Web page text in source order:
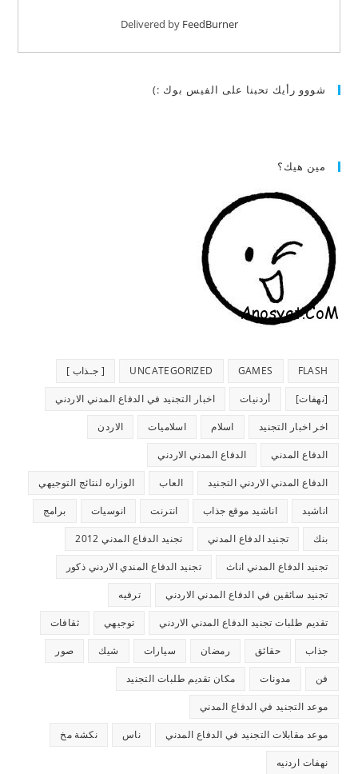
Delivered by FeedBurner
شووو رأيك تحبنا على الفيس بوك :)
مين هيك؟
FLASH
GAMES
UNCATEGORIZED [ جـذاب ]
[نهفات] أردنيات اخبار التجنيد في الدفاع المدني الاردني
اخر اخبار التجنيد اسلام اسلاميات الاردن
الدفاع المدني الدفاع المدني الاردني
الدفاع المدني الاردني التجنيد العاب الوزاره لنتائج التوجيهي
اناشيد اناشيد موقع جذاب انترنت انوسيات برامج
بنك تجنيد الدفاع المدني تجنيد الدفاع المدني 2012
تجنيد الدفاع المدني اناث تجنيد الدفاع المندي الاردني ذكور
تجنيد سائقين في الدفاع المدني الاردني ترفيه
تقديم طلبات تجنيد الدفاع المدني الاردني توجيهي ثقافات
جذاب حقائق رمضان سيارات شيك صور
فن مدونات مكان تقديم طلبات التجنيد
موعد التجنيد في الدفاع المدني
موعد مقابلات التجنيد في الدفاع المدني ناس نكشة مخ
نهفات اردنيه